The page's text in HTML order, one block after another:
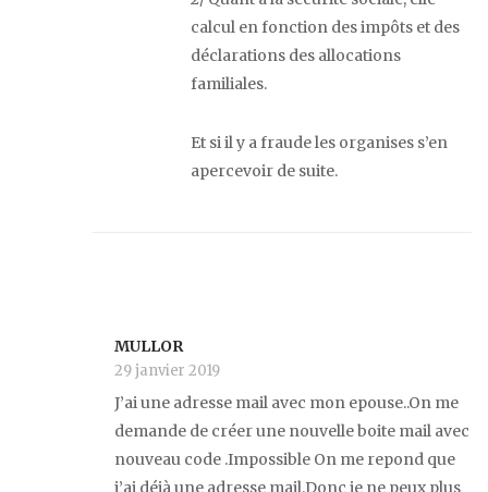
calcul en fonction des impôts et des
déclarations des allocations
familiales.
Et si il y a fraude les organises s’en
apercevoir de suite.
MULLOR
29 janvier 2019
J’ai une adresse mail avec mon epouse..On me
demande de créer une nouvelle boite mail avec
nouveau code .Impossible On me repond que
j’ai déjà une adresse mail.Donc je ne peux plus